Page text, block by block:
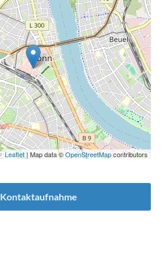
Leaflet| Map data ©OpenStreetMapcontributors
Kontaktaufnahme